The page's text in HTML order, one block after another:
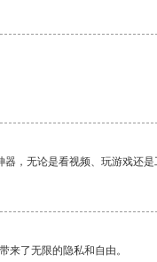
，无论是看视频、玩游戏还
来了无限的隐私和自由。